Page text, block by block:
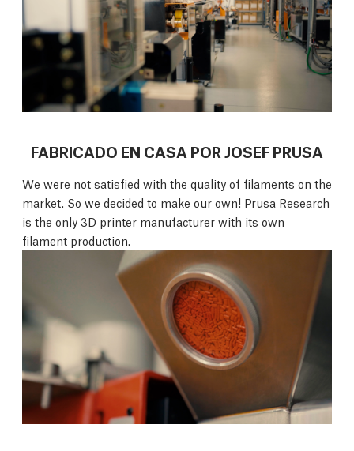
FABRICADO EN CASA POR JOSEF PRUSA
We were not satisfied with the quality of filaments on the
market. So we decided to make our own! Prusa Research
is the only 3D printer manufacturer with its own
filament production.